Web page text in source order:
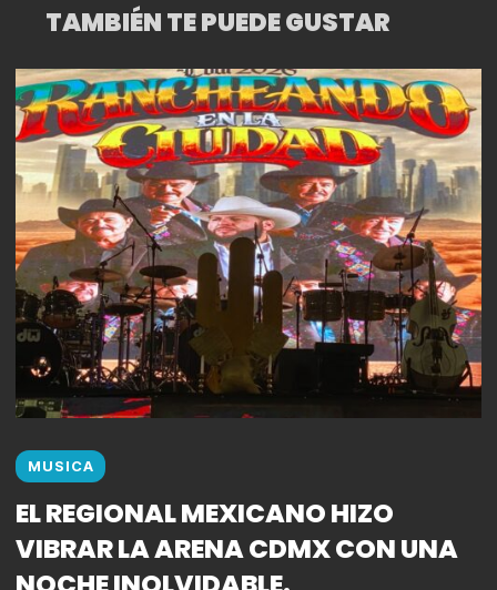
TAMBIÉN TE PUEDE GUSTAR
MUSICA
EL REGIONAL MEXICANO HIZO
VIBRAR LA ARENA CDMX CON UNA